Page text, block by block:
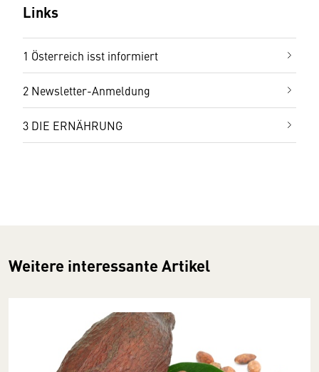
Links
1 Österreich isst informiert
2 Newsletter-Anmeldung
3 DIE ERNÄHRUNG
Weitere interessante Artikel